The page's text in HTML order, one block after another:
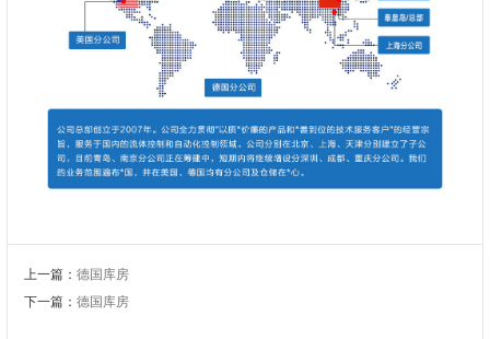
上一篇： 德国库房
下一篇： 德国库房